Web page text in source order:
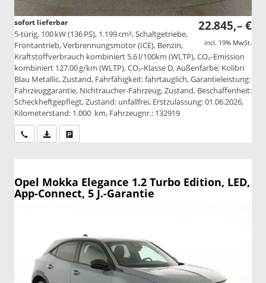
22.845,– €
incl. 19% MwSt.
sofort lieferbar
5-türig, 100 kW (136 PS), 1.199 cm³, Schaltgetriebe,
Frontantrieb, Verbrennungsmotor (ICE), Benzin,
Kraftstoffverbrauch kombiniert 5,6 l/100km (WLTP), CO₂-Emission
kombiniert 127.00 g/km (WLTP), CO₂-Klasse D, Außenfarbe: Kolibri
Blau Metallic, Zustand, Fahrfähigkeit: fahrtauglich, Garantieleistung:
Fahrzeuggarantie, Nichtraucher-Fahrzeug, Zustand, Beschaffenheit:
Scheckheftgepflegt, Zustand: unfallfrei, Erstzulassung: 01.06.2026,
Kilometerstand: 1.000 km, Fahrzeugnr.: 132919
Wir rufen Sie anPDF-Datei, Fahrzeugexposé drucken
Opel Mokka Elegance 1.2 Turbo Edition, LED,
App-Connect, 5 J.-Garantie